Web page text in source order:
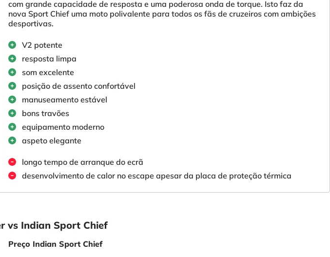
com grande capacidade de resposta e uma poderosa onda de torque. Isto faz da
nova Sport Chief uma moto polivalente para todos os fãs de cruzeiros com ambições
desportivas.
V2 potente
resposta limpa
som excelente
posição de assento confortável
manuseamento estável
bons travões
equipamento moderno
aspeto elegante
longo tempo de arranque do ecrã
desenvolvimento de calor no escape apesar da placa de proteção térmica
vs Indian Sport Chief
Preço Indian Sport Chief